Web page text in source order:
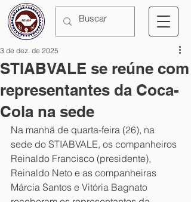
STIABVALE se reúne com
representantes da Coca-
Cola na sede
3 de dez. de 2025
Na manhã de quarta-feira (26), na
sede do STIABVALE, os companheiros
Reinaldo Francisco (presidente),
Reinaldo Neto e as companheiras
Márcia Santos e Vitória Bagnato